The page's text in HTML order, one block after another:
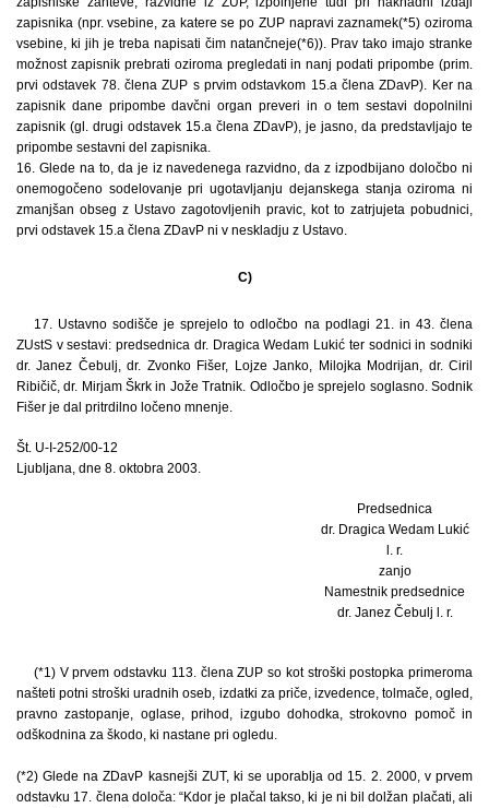
zapisnika (npr. vsebine, za katere se po ZUP napravi zaznamek(*5) oziroma
vsebine, ki jih je treba napisati čim natančneje(*6)). Prav tako imajo stranke
možnost zapisnik prebrati oziroma pregledati in nanj podati pripombe (prim.
prvi odstavek 78. člena ZUP s prvim odstavkom 15.a člena ZDavP). Ker na
zapisnik dane pripombe davčni organ preveri in o tem sestavi dopolnilni
zapisnik (gl. drugi odstavek 15.a člena ZDavP), je jasno, da predstavljajo te
pripombe sestavni del zapisnika.
16. Glede na to, da je iz navedenega razvidno, da z izpodbijano določbo ni
onemogočeno sodelovanje pri ugotavljanju dejanskega stanja oziroma ni
zmanjšan obseg z Ustavo zagotovljenih pravic, kot to zatrjujeta pobudnici,
prvi odstavek 15.a člena ZDavP ni v neskladju z Ustavo.
C)
17. Ustavno sodišče je sprejelo to odločbo na podlagi 21. in 43. člena
ZUstS v sestavi: predsednica dr. Dragica Wedam Lukić ter sodnici in sodniki
dr. Janez Čebulj, dr. Zvonko Fišer, Lojze Janko, Milojka Modrijan, dr. Ciril
Ribičič, dr. Mirjam Škrk in Jože Tratnik. Odločbo je sprejelo soglasno. Sodnik
Fišer je dal pritrdilno ločeno mnenje.
Št. U-I-252/00-12
Ljubljana, dne 8. oktobra 2003.
Predsednica
dr. Dragica Wedam Lukić
l. r.
zanjo
Namestnik predsednice
dr. Janez Čebulj l. r.
(*1) V prvem odstavku 113. člena ZUP so kot stroški postopka primeroma
našteti potni stroški uradnih oseb, izdatki za priče, izvedence, tolmače, ogled,
pravno zastopanje, oglase, prihod, izgubo dohodka, strokovno pomoč in
odškodnina za škodo, ki nastane pri ogledu.
(*2) Glede na ZDavP kasnejši ZUT, ki se uporablja od 15. 2. 2000, v prvem
odstavku 17. člena določa: “Kdor je plačal takso, ki je ni bil dolžan plačati, ali